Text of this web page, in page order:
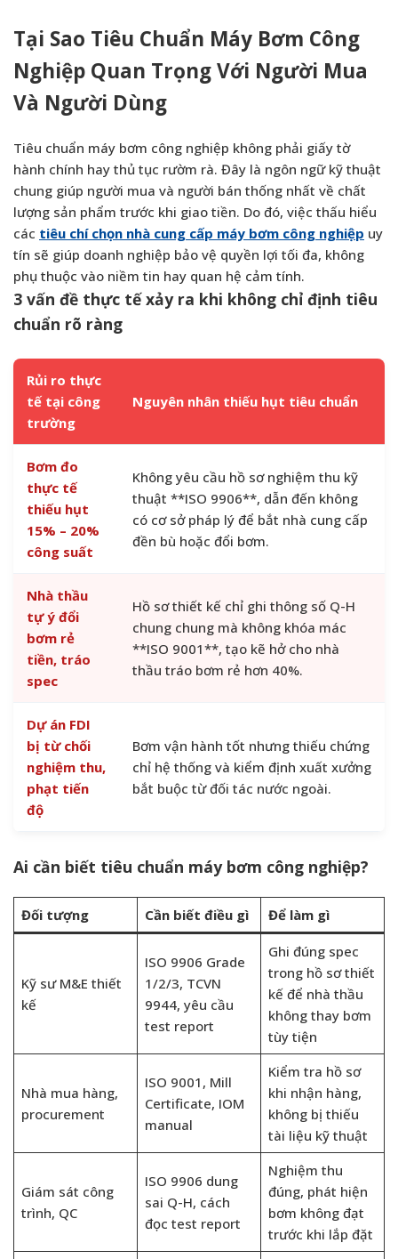
Tại Sao Tiêu Chuẩn Máy Bơm Công
Nghiệp Quan Trọng Với Người Mua
Và Người Dùng
Tiêu chuẩn máy bơm công nghiệp không phải giấy tờ
hành chính hay thủ tục rườm rà. Đây là ngôn ngữ kỹ thuật
chung giúp người mua và người bán thống nhất về chất
lượng sản phẩm trước khi giao tiền. Do đó, việc thấu hiểu
các tiêu chí chọn nhà cung cấp máy bơm công nghiệp uy
tín sẽ giúp doanh nghiệp bảo vệ quyền lợi tối đa, không
phụ thuộc vào niềm tin hay quan hệ cảm tính.
3 vấn đề thực tế xảy ra khi không chỉ định tiêu
chuẩn rõ ràng
Rủi ro thực
tế tại công
trường
Nguyên nhân thiếu hụt tiêu chuẩn
Bơm đo
thực tế
thiếu hụt
15% – 20%
công suất
Không yêu cầu hồ sơ nghiệm thu kỹ
thuật **ISO 9906**, dẫn đến không
có cơ sở pháp lý để bắt nhà cung cấp
đền bù hoặc đổi bơm.
Nhà thầu
tự ý đổi
bơm rẻ
tiền, tráo
spec
Hồ sơ thiết kế chỉ ghi thông số Q-H
chung chung mà không khóa mác
**ISO 9001**, tạo kẽ hở cho nhà
thầu tráo bơm rẻ hơn 40%.
Dự án FDI
bị từ chối
nghiệm thu,
phạt tiến
độ
Bơm vận hành tốt nhưng thiếu chứng
chỉ hệ thống và kiểm định xuất xưởng
bắt buộc từ đối tác nước ngoài.
Ai cần biết tiêu chuẩn máy bơm công nghiệp?
Đối tượng Cần biết điều gì Để làm gì
Kỹ sư M&E thiết
kế
ISO 9906 Grade
1/2/3, TCVN
9944, yêu cầu
test report
Ghi đúng spec
trong hồ sơ thiết
kế để nhà thầu
không thay bơm
tùy tiện
Nhà mua hàng,
procurement
ISO 9001, Mill
Certificate, IOM
manual
Kiểm tra hồ sơ
khi nhận hàng,
không bị thiếu
tài liệu kỹ thuật
Giám sát công
trình, QC
ISO 9906 dung
sai Q-H, cách
đọc test report
Nghiệm thu
đúng, phát hiện
bơm không đạt
trước khi lắp đặt